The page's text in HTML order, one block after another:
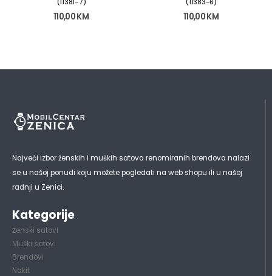
(11381-7)
110,00KM
(11383-6)
110,00KM
Najveći izbor ženskih i muških satova renomiranih brendova nalazi
se u našoj ponudi koju možete pogledati na web shopu ili u našoj
radnji u Zenici.
Kategorije
Ženski satovi
Muški satovi
Brendovi
Nakit